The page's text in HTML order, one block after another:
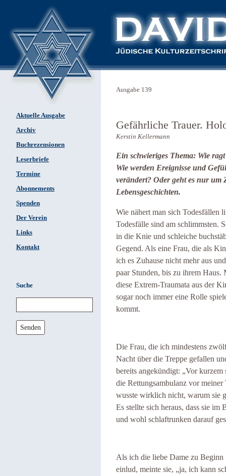
Aktuelle Ausgabe
Archiv
Buchrezensionen
Leserbriefe
Termine
Abonnements
Spenden
Der Verein
Links
Kontakt
Suche
Senden
Ausgabe 139
Gefährliche Trauer.
Kerstin Kellermann
Ein schwieriges Thema: Wie
Wie werden Ereignisse und
verändert? Oder geht es nur
Lebensgeschichten.
Wie nähert man sich Todesfällen
Todesfälle sind am schlimmsten.
in die Knie und schleiche
Gegend. Als eine Frau, die als
ich es Zuhause nicht mehr aus
paar Stunden, bis zu ihrem
diese Extrem-Traumata aus der
sogar noch immer eine Rolle
kommt.
Die Frau, die ich mindestens
Nacht über die Treppe gefallen
bereits angekündigt: „Vor
die Rettungsambulanz vor
wusste wirklich nicht, warum sie
Es stellte sich heraus, dass sie
und wohl schlaftrunken darauf
Als ich die liebe Dame zu Beginn
einlud, meinte sie, „ja, ich kann